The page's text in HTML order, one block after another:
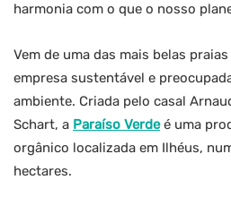
harmonia com o que o nosso
Vem de uma das mais belas
empresa sustentável e
ambiente. Criada pelo casal
Schart, a Paraíso Verdeé uma
orgânico localizada em Ilhéus,
hectares.